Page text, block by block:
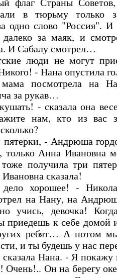
в тюрьму только
одно слово "Россия".
за маяк, и
И Сабалу смотрел…
люди не могут
- Нана опустила
посмотрела на
за рукав…
- сказала она
нам, кто из вас
- Андрюша
Анна Ивановна
получила три
сказала!
хорошее! -
на Нану, на
учись, девочка!
приедешь к себе домой
ребят… А потом
и ты будешь у нас
Нана. - Я покажу
Очень!.. Он на берегу